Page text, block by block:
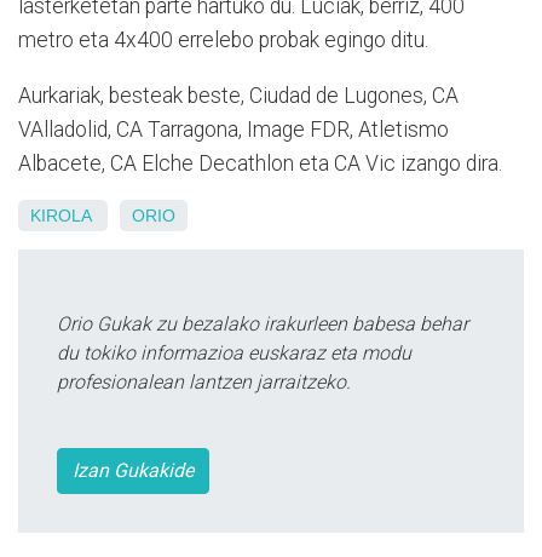
lasterketetan parte hartuko du. Luciak, berriz, 400
metro eta 4x400 errelebo probak egingo ditu.
Aurkariak, besteak beste, Ciudad de Lugones, CA
VAlladolid, CA Tarragona, Image FDR, Atletismo
Albacete, CA Elche Decathlon eta CA Vic izango dira.
KIROLA ORIO
Orio Gukak zu bezalako irakurleen babesa behar
du tokiko informazioa euskaraz eta modu
profesionalean lantzen jarraitzeko.
Izan Gukakide